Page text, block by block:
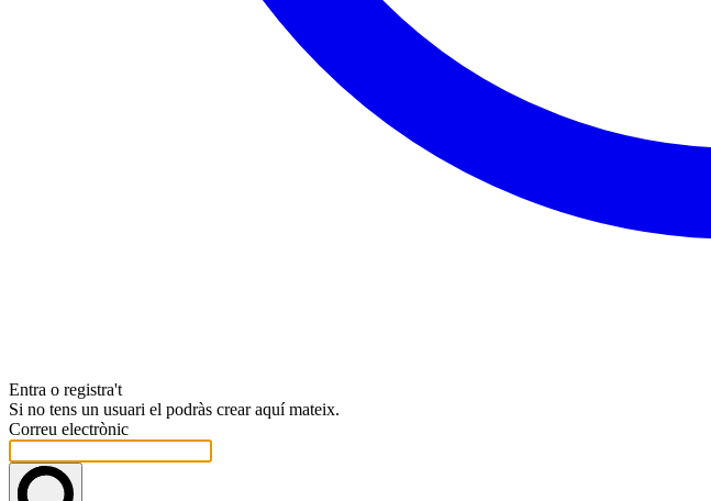
Entra o registra't
Si no tens un usuari el podràs crear aquí mateix.
Correu electrònic